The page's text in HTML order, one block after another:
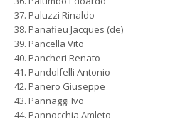
Paluzzi Rinaldo
Panafieu Jacques (de)
Pancella Vito
Pancheri Renato
Pandolfelli Antonio
Panero Giuseppe
Pannaggi Ivo
Pannocchia Amleto